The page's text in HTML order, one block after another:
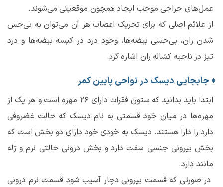
عمل‌های جراحی موجب ایجاد همچون موقعیتی می‌شوند.
از علائم اصلی که برای تحریک اعصاب هر آن می‌توان به بی‌حس
شدن ران، بی‌حسی بیضه‌ها، وجود درد در کیسه بیضه‌ها و درد
تیز در ناحیه کشاله ران اشاره کرد.
♦جابجایی دیسک در نواحی پایین کمر
ابتدا باید بدانید که ستون فقرات دارای ۲۶ مهره است و هر یک از
مهره‌ها در میان خود قسمتی به نام دیسک که حالت غضروفی
دارد را دارا هستند. دیسک به خودی خود دارای دو بخش است که
بخش بیرونی جنسی سفت دارد و بخش درونی حالتی نرم و ژله
مانند دارد.
در صورتی که قسمت بیرونی دچار آسیب شود قسمت نرم درونی